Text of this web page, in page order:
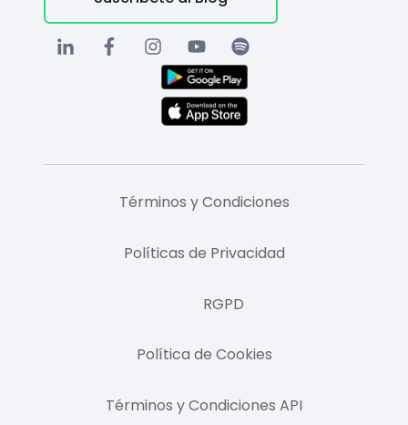
Términos y Condiciones
Políticas de Privacidad
RGPD
Política de Cookies
Términos y Condiciones API